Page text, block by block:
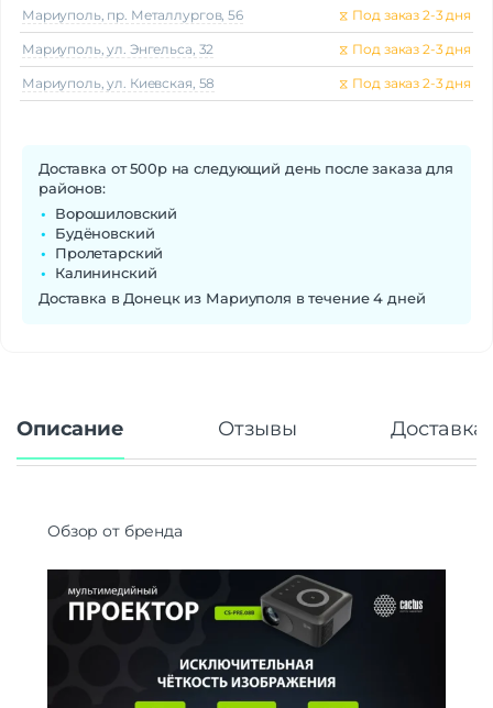
Мариуполь, пр. Металлургов, 56 ⧖ Под заказ 2-3 дня
Мариуполь, ул. Энгельса, 32 ⧖ Под заказ 2-3 дня
Мариуполь, ул. Киевская, 58 ⧖ Под заказ 2-3 дня
Доставка от 500р на следующий день после заказа для
районов:
Ворошиловский
Будёновский
Пролетарский
Калининский
Доставка в Донецк из Мариуполя в течение 4 дней
Описание Отзывы Доставка
Обзор от бренда